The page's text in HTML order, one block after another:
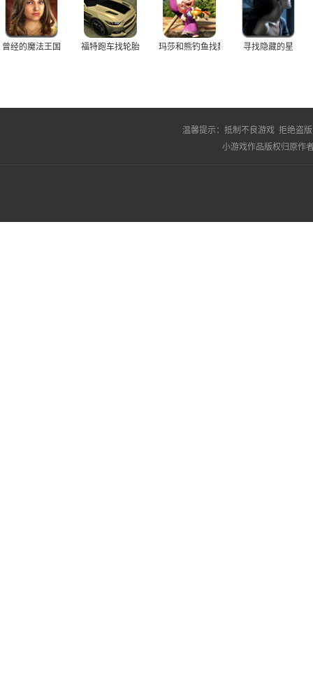
曾经的魔法王国 福特跑车找轮胎 玛莎和熊钓鱼找数字 寻找隐藏的星
温馨提示： 抵制不良游戏 拒绝盗
小游戏作品版权归原作